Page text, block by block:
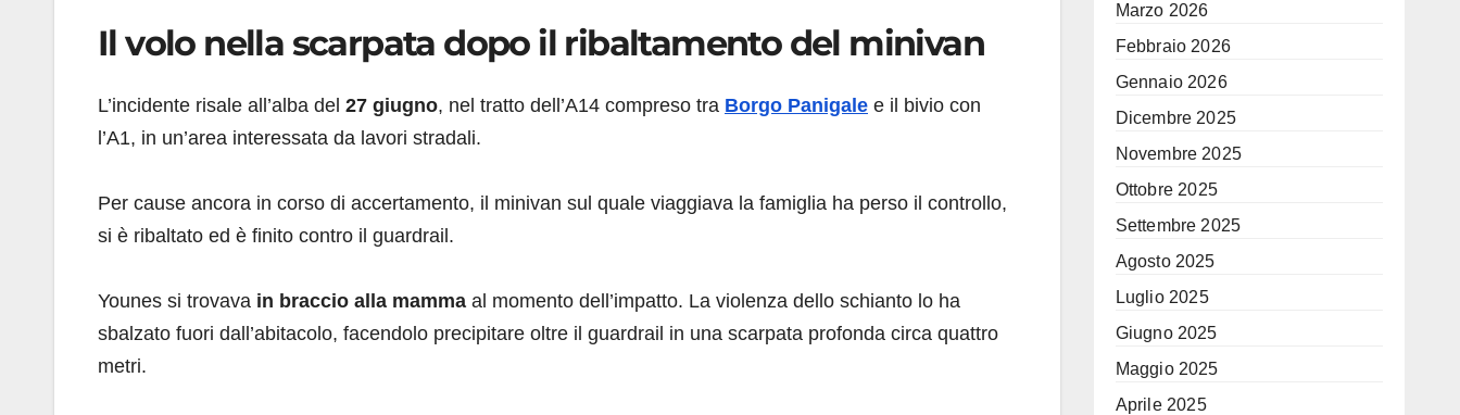
Il volo nella scarpata dopo il ribaltamento del minivan
L’incidente risale all’alba del 27 giugno, nel tratto dell’A14 compreso tra Borgo Panigale e il bivio con
l’A1, in un’area interessata da lavori stradali.
Per cause ancora in corso di accertamento, il minivan sul quale viaggiava la famiglia ha perso il controllo,
si è ribaltato ed è finito contro il guardrail.
Younes si trovava in braccio alla mamma al momento dell’impatto. La violenza dello schianto lo ha
sbalzato fuori dall’abitacolo, facendolo precipitare oltre il guardrail in una scarpata profonda circa quattro
metri.
Marzo 2026
Febbraio 2026
Gennaio 2026
Dicembre 2025
Novembre 2025
Ottobre 2025
Settembre 2025
Agosto 2025
Luglio 2025
Giugno 2025
Maggio 2025
Aprile 2025